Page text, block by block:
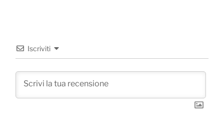
Iscriviti